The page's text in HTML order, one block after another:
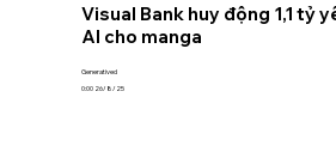
Visual Bank huy động 1,1 tỷ
AI cho manga
Generatived
0:00 26/8/25